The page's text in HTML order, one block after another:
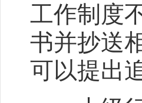
工作制度
书并抄送
可以提出